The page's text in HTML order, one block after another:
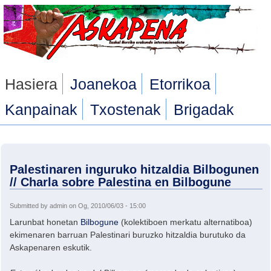
Skip to main content
Hasiera Joanekoa
Etorrikoa
Kanpainak
Txostenak Brigadak
Palestinaren inguruko hitzaldia Bilbogunen
// Charla sobre Palestina en Bilbogune
Submitted by admin on Og, 2010/06/03 - 15:00
Larunbat honetan Bilbogune (kolektiboen merkatu alternatiboa)
ekimenaren barruan Palestinari buruzko hitzaldia burutuko da
Askapenaren eskutik.